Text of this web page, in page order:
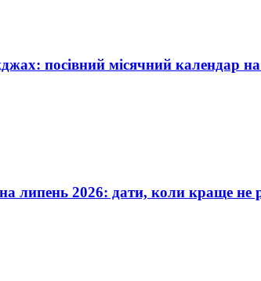
посівний місячний календар
липень 2026: дати, коли краще не